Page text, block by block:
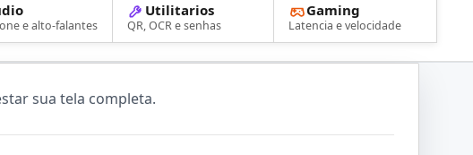
e alto-falantes
Utilitarios
QR, OCR e senhas
Gaming
Latencia e velocidade
sua tela completa.